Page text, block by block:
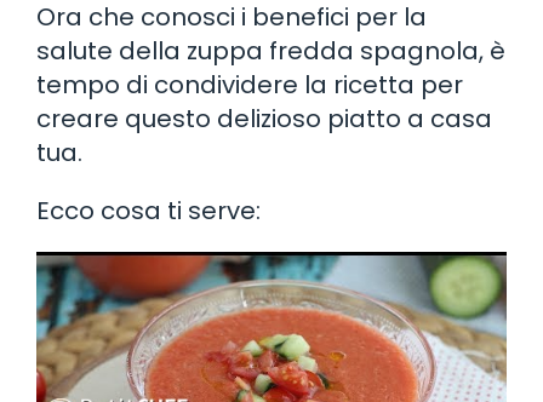
Ora che conosci i benefici per la
salute della zuppa fredda spagnola, è
tempo di condividere la ricetta per
creare questo delizioso piatto a casa
tua.
Ecco cosa ti serve: